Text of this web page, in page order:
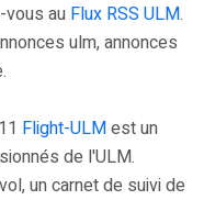
au Flux RSS ULM.
ulm, annonces
Flight-ULMest un
de l'ULM.
un carnet de suivi de